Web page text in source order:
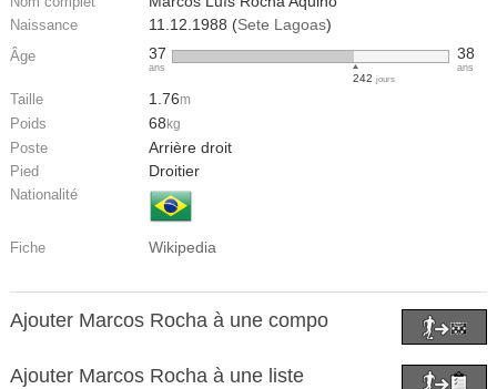
Naissance 11.12.1988 (Sete Lagoas)
Âge 37
ans
242jours
38
ans
Taille 1.76m
Poids 68 kg
Poste Arrière droit
Pied Droitier
Nationalité
Fiche Wikipedia
Ajouter Marcos Rocha à une compo
Ajouter Marcos Rocha à une liste